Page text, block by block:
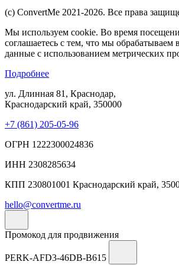
(c) ConvertMe 2021-2026. Все права
Мы используем cookie. Во время
соглашаетесь с тем, что мы
данные с использованием метрических
Подробнее
ул. Длинная 81, Краснодар,
Краснодарский край, 350000
+7 (861) 205-05-96
ОГРН 1222300024836
ИНН 2308285634
КПП 230801001 Краснодарский край,
hello@convertme.ru
Промокод для продвижения
PERK-AFD3-46DB-B615